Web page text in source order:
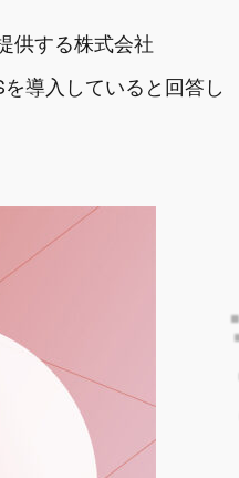
供する株式会社
導入していると回答し